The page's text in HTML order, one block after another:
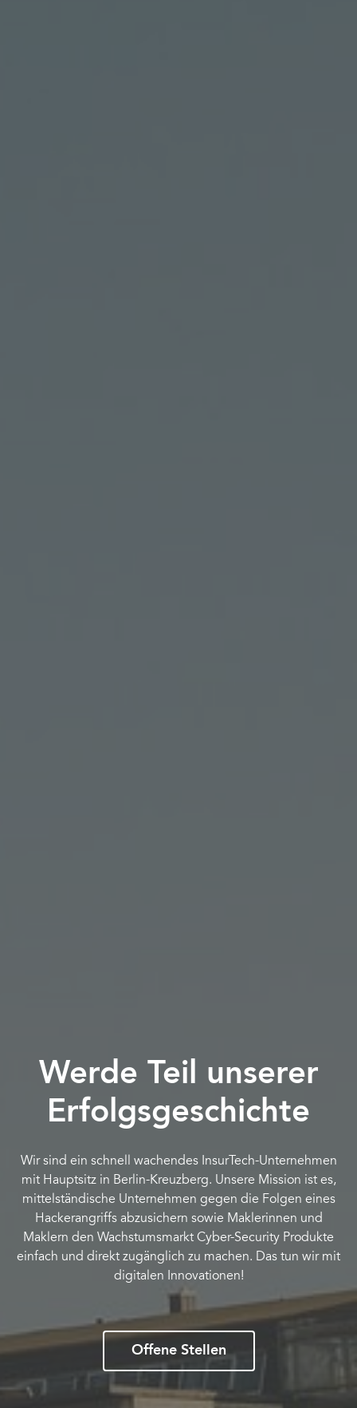
Werde Teil unserer
Erfolgsgeschichte
Wir sind ein schnell wachendes InsurTech-Unternehmen
mit Hauptsitz in Berlin-Kreuzberg. Unsere Mission ist es,
mittelständische Unternehmen gegen die Folgen eines
Hackerangriffs abzusichern sowie Maklerinnen und
Maklern den Wachstumsmarkt Cyber-Security Produkte
einfach und direkt zugänglich zu machen. Das tun wir mit
digitalen Innovationen!
Offene Stellen